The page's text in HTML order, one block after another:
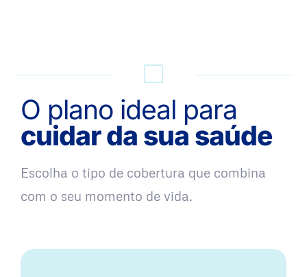
O plano ideal para
cuidar da sua saúde
Escolha o tipo de cobertura que combina
com o seu momento de vida.